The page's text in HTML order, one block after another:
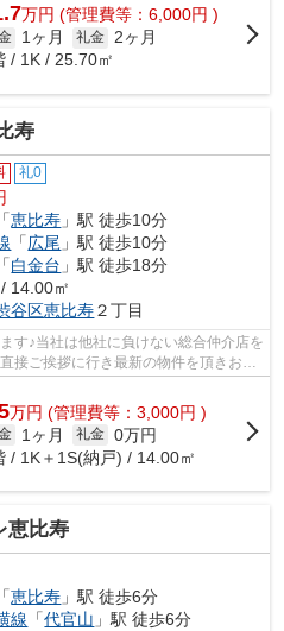
万円 (管理費等：6,000円 )
1ヶ月 礼金
2ヶ月
/ 1K / 25.70㎡
寿
礼0
「恵比寿 」駅 徒歩10分
「広尾 」駅 徒歩10分
「白金台 」駅 徒歩18分
14.00㎡
谷区恵比寿２丁目
す♪当社は他社に負けない総合仲介店を
接ご挨拶に行き最新の物件を頂きお客
...
万円 (管理費等：3,000円 )
1ヶ月 礼金 0万円
/ 1K＋1S(納戸) / 14.00㎡
恵比寿
「恵比寿 」駅 徒歩6分
線 「代官山 」駅 徒歩6分